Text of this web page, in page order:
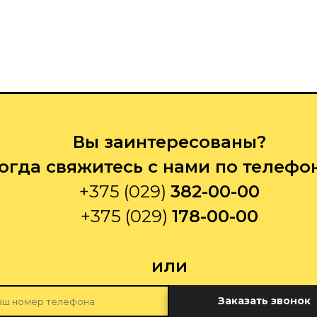
Вы заинтересованы?
свяжитесь с нами по
+375 (029) 382-00-00
+375 (029) 178-00-00
или
Заказать звонок